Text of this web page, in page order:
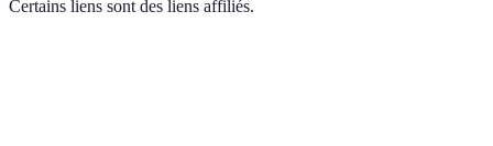
Certains liens sont des liens affiliés.